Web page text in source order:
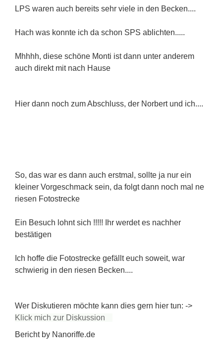
LPS waren auch bereits sehr viele in den Becken....
Hach was konnte ich da schon SPS ablichten.....
Mhhhh, diese schöne Monti ist dann unter anderem
auch direkt mit nach Hause
Hier dann noch zum Abschluss, der Norbert und ich....
So, das war es dann auch erstmal, sollte ja nur ein
kleiner Vorgeschmack sein, da folgt dann noch mal ne
riesen Fotostrecke
Ein Besuch lohnt sich !!!!! Ihr werdet es nachher
bestätigen
Ich hoffe die Fotostrecke gefällt euch soweit, war
schwierig in den riesen Becken....
Wer Diskutieren möchte kann dies gern hier tun: ->
Klick mich zur Diskussion
Bericht by Nanoriffe.de